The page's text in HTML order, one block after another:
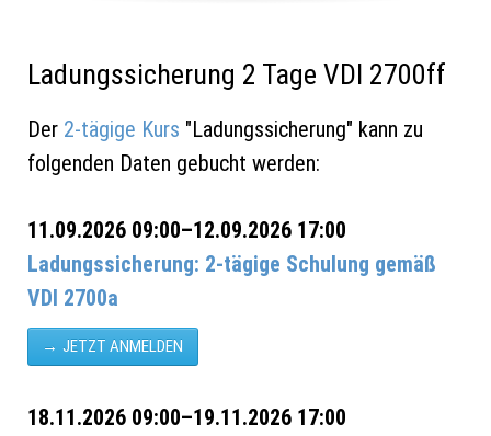
Ladungssicherung 2 Tage VDI 2700ff
Der 2-tägige Kurs "Ladungssicherung" kann zu
folgenden Daten gebucht werden:
11.09.2026 09:00–12.09.2026 17:00
Ladungssicherung: 2-tägige Schulung gemäß
VDI 2700a
JETZT ANMELDEN
18.11.2026 09:00–19.11.2026 17:00